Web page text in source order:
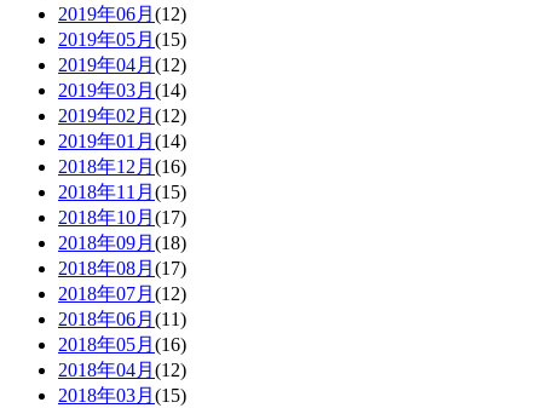
2019年06月 (12)
2019年05月 (15)
2019年04月 (12)
2019年03月 (14)
2019年02月 (12)
2019年01月 (14)
2018年12月 (16)
2018年11月 (15)
2018年10月 (17)
2018年09月 (18)
2018年08月 (17)
2018年07月 (12)
2018年06月 (11)
2018年05月 (16)
2018年04月 (12)
2018年03月 (15)